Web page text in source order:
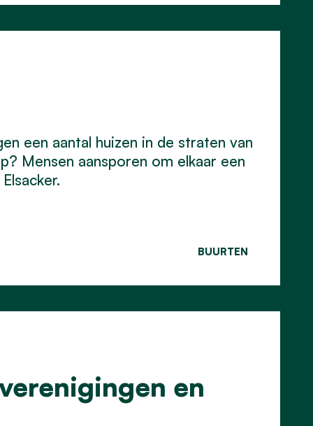
een aantal huizen in de straten van
Mensen aansporen om elkaar een
BUURTEN
en